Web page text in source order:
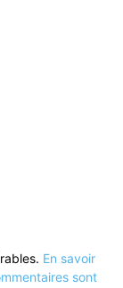
En savoir
sont